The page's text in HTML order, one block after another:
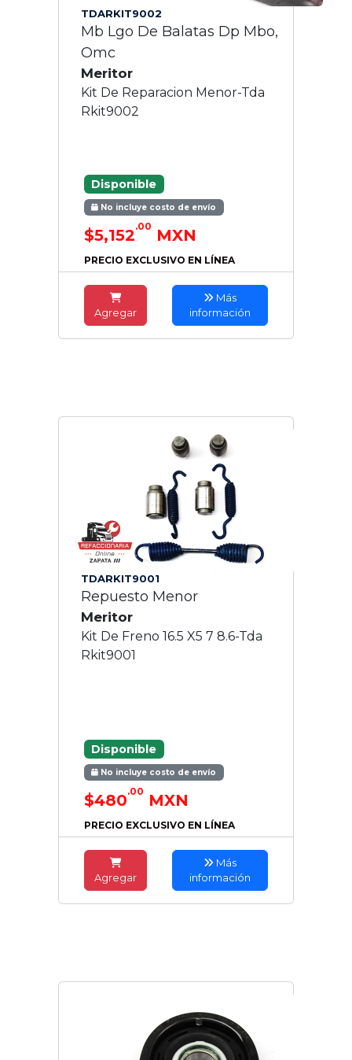
TDARKIT9002
Mb Lgo De Balatas Dp Mbo,
Omc
Meritor
Kit De Reparacion Menor-Tda
Rkit9002
Disponible
No incluye costo de envío
$5,152.00 MXN
PRECIO EXCLUSIVO EN LÍNEA
Agregar
Más
información
TDARKIT9001
Repuesto Menor
Meritor
Kit De Freno 16.5 X5 7 8.6-Tda
Rkit9001
Disponible
No incluye costo de envío
$480.00 MXN
PRECIO EXCLUSIVO EN LÍNEA
Agregar
Más
información